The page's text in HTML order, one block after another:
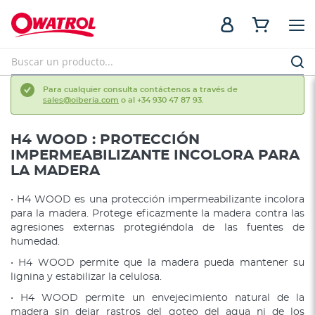
Para cualquier consulta contáctenos a través de
sales@oiberia.com o al +34 930 47 87 93.
H4 WOOD : PROTECCIÓN
IMPERMEABILIZANTE INCOLORA PARA
LA MADERA
• H4 WOOD es una protección impermeabilizante incolora
para la madera. Protege eficazmente la madera contra las
agresiones externas protegiéndola de las fuentes de
humedad.
• H4 WOOD permite que la madera pueda mantener su
lignina y estabilizar la celulosa.
• H4 WOOD permite un envejecimiento natural de la
madera sin dejar rastros del goteo del agua ni de los